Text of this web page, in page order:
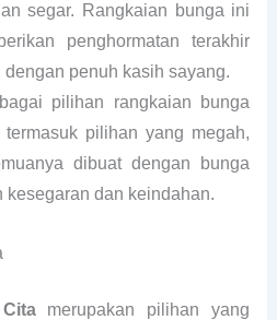
segar. Rangkaian bunga ini
penghormatan terakhir
penuh kasih sayang.
pilihan rangkaian bunga
pilihan yang megah,
dibuat dengan bunga
kesegaran dan keindahan.
merupakan pilihan yang